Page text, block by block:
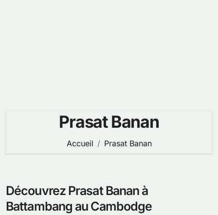
Prasat Banan
Accueil Prasat Banan
Découvrez Prasat Banan à
Battambang au Cambodge